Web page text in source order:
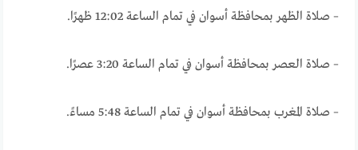
– صلاة الظهر بمحافظة أسوان في تمام الساعة 12:02 ظهرًا.
– صلاة العصر بمحافظة أسوان في تمام الساعة 3:20 عصرًا.
– صلاة المغرب بمحافظة أسوان في تمام الساعة 5:48 مساءً.